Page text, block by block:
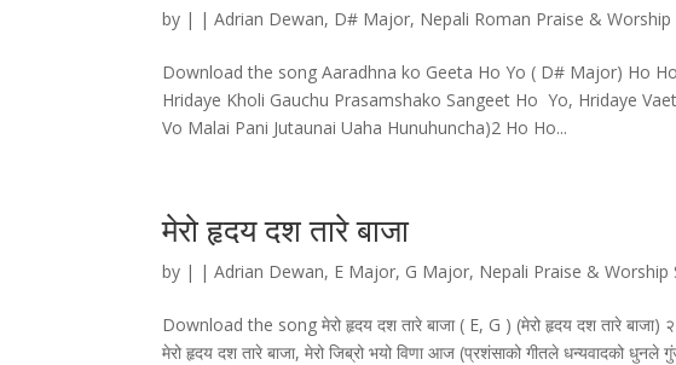
by | |Adrian Dewan, D# Major, Nepali Roman Praise & Worship
Download the song Aaradhna ko Geeta Ho Yo ( D# Major) Ho
Hridaye Kholi Gauchu Prasamshako Sangeet Ho Yo, Hridaye
Vo Malai Pani Jutaunai Uaha Hunuhuncha)2 Ho Ho...
मेरो हृदय दश तारे बाजा
by | |Adrian Dewan, E Major, G Major, Nepali Praise & Worship
Download the song मेरो हृदय दश तारे बाजा ( E, G ) (मेरो हृदय दश तारे बाजा)
मेरो हृदय दश तारे बाजा, मेरो जिब्रो भयो विणा आज (प्रशंसाको गीतले धन्यवादको धुनले